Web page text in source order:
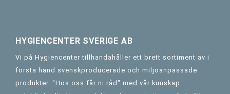
HYGIENCENTER SVERIGE AB
Vi på Hygiencenter tillhandahåller ett brett sortiment av i
första hand svenskproducerade och miljöanpassade
produkter. "Hos oss får ni råd" med vår kunskap